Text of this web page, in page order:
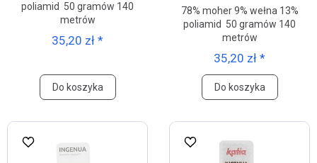
poliamid 50 gramów 140
metrów
35,20 zł *
Do koszyka
78% moher 9% wełna 13%
poliamid 50 gramów 140
metrów
35,20 zł *
Do koszyka